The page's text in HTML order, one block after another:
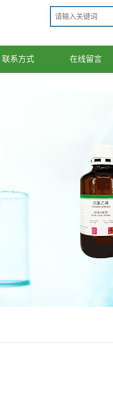
联系方式 在线留言